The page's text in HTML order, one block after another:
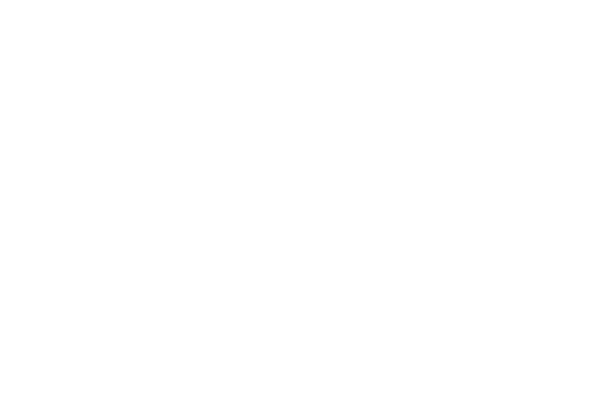
приборы комплектуются контрольным образцом с фиксированными